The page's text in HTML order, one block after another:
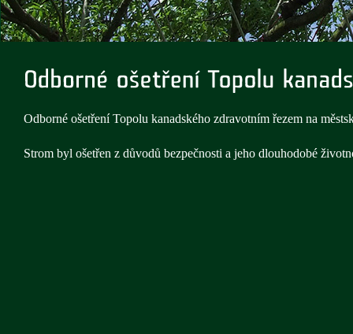
Odborné ošetření Topolu kanadského zdravotním řezem na
Strom byl ošetřen z důvodů bezpečnosti a jeho dlouhodobé